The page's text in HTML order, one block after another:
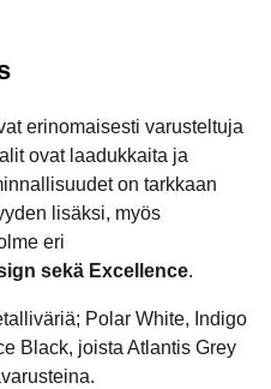
erinomaisesti varusteltuja
ovat laadukkaita ja
on tarkkaan
lisäksi, myös
eri
sekä Excellence.
Polar White, Indigo
Black, joista Atlantis Grey